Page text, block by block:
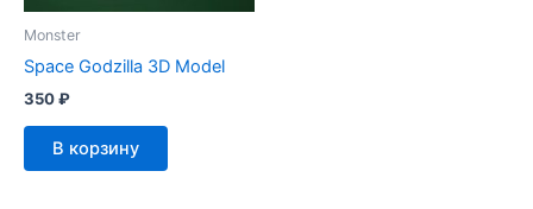
Monster
Space Godzilla 3D Model
350₽
В корзину